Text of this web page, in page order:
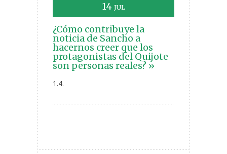
14 JUL
¿Cómo contribuye la
noticia de Sancho a
hacernos creer que los
protagonistas del Quijote
son personas reales? »
1.4.